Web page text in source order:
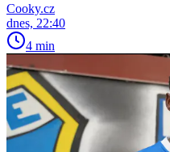
Cooky.cz
dnes, 22:40
4 min